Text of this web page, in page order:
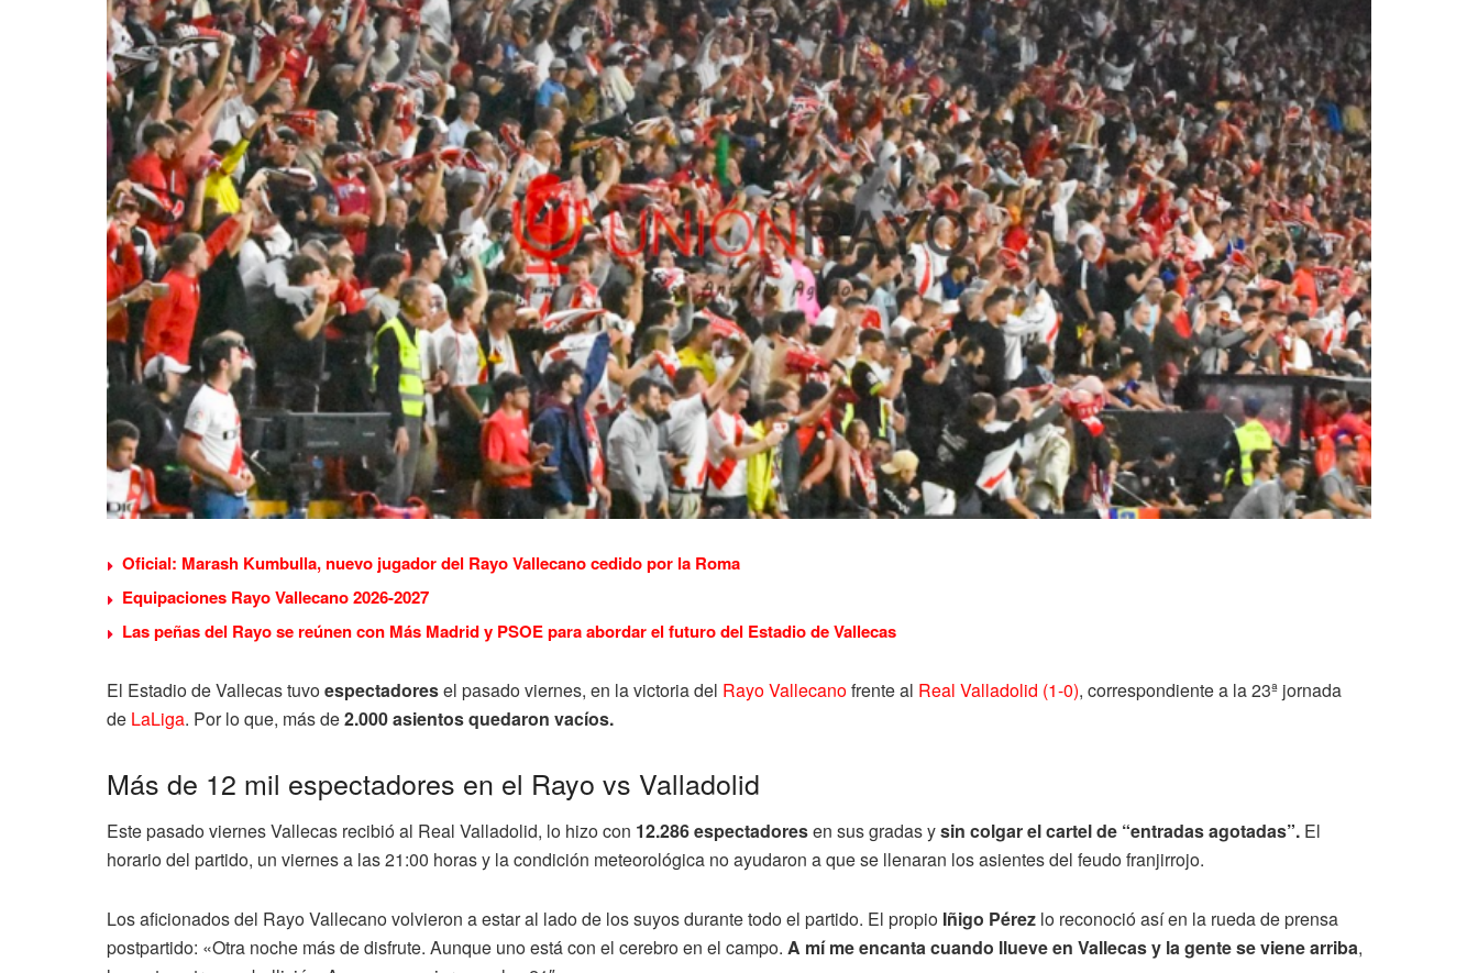
Oficial: Marash Kumbulla, nuevo jugador del Rayo Vallecano cedido por la Roma
Equipaciones Rayo Vallecano 2026-2027
Las peñas del Rayo se reúnen con Más Madrid y PSOE para abordar el futuro del Estadio de Vallecas
El Estadio de Vallecas tuvoespectadoresel pasado viernes, en la victoria del Rayo Vallecanofrente al Real Valladolid (1-0), correspondiente a la 23ª jornada
de LaLiga. Por lo que, más de2.000 asientos quedaron vacíos.
Más de 12 mil espectadores en el Rayo vs Valladolid
Este pasado viernes Vallecas recibió al Real Valladolid, lo hizo con 12.286 espectadoresen sus gradas ysin colgar el cartel de “entradas agotadas”. El
horario del partido, un viernes a las 21:00 horas y la condición meteorológica no ayudaron a que se llenaran los asientes del feudo franjirrojo.
Los aficionados del Rayo Vallecano volvieron a estar al lado de los suyos durante todo el partido. El propio Iñigo Pérez lo reconoció así en la rueda de prensa
postpartido: «Otra noche más de disfrute. Aunque uno está con el cerebro en el campo. A mí me encanta cuando llueve en Vallecas y la gente se viene arriba,